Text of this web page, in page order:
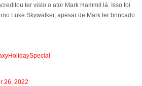
ter visto o ator Mark Hammil lá. Isso foi
Luke Skywalker, apesar de Mark ter brincado
26, 2022